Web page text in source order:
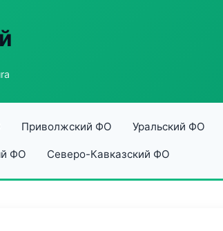
Приволжский ФО Уральский ФО
ФО Северо-Кавказский ФО